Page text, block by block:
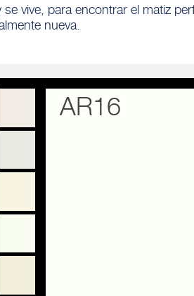
vive, para encontrar el matiz
nueva.
AR16